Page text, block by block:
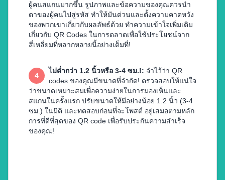
ผู้คนสแกนมากขึ้น รูปภาพและข้อความของคุณควรนำ
ตาของผู้คนไปสู่รหัส ทำให้มันด่วนและตั้งความคาดหวัง
ของพวกเขาเกี่ยวกับผลลัพธ์ด้วย ทำความเข้าใจเพิ่มเติม
เกี่ยวกับ QR Codes ในการตลาดเพื่อใช้ประโยชน์จาก
สี่เหลี่ยมที่หลากหลายนี้อย่างเต็มที่!
4
ไม่ต่ำกว่า 1.2 นิ้วหรือ 3-4 ซม.!: จำไว้ว่า QR
codes ของคุณมีขนาดที่จำกัด! ตรวจสอบให้แน่ใจ
ว่าขนาดเหมาะสมเพื่อความง่ายในการมองเห็นและ
สแกนในครั้งแรก ปรับขนาดให้มีอย่างน้อย 1.2 นิ้ว (3-4
ซม.) ในมิติ และทดสอบก่อนที่จะโพสต์ อยู่เสมอตามหลัก
การที่ดีที่สุดของ QR code เพื่อรับประกันความสำเร็จ
ของคุณ!